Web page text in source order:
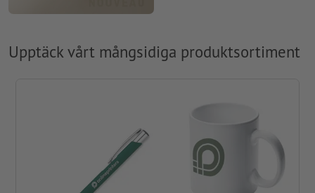
Upptäck vårt mångsidiga produktsortiment